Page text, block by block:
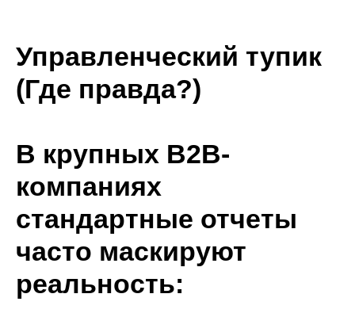
Управленческий тупик
(Где правда?)
В крупных B2B-
компаниях
стандартные отчеты
часто маскируют
реальность: